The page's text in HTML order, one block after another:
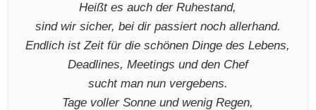
Heißt es auch der Ruhestand,
sind wir sicher, bei dir passiert noch allerhand.
Endlich ist Zeit für die schönen Dinge des Lebens,
Deadlines, Meetings und den Chef
sucht man nun vergebens.
Tage voller Sonne und wenig Regen,